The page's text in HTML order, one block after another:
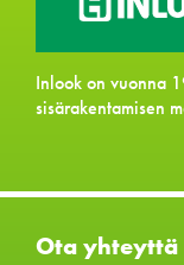
Inlook on vuonna
sisärakentamisen
Ota yhteyttä